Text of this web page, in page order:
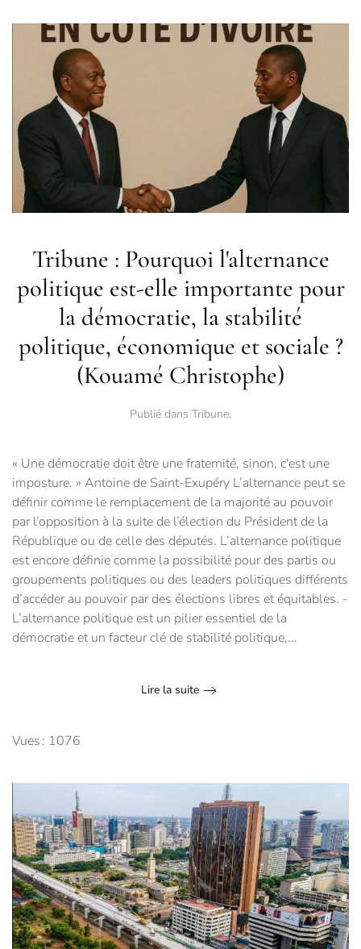
Tribune : Pourquoi l'alternance
politique est-elle importante pour
la démocratie, la stabilité
politique, économique et sociale ?
(Kouamé Christophe)
Publié dans Tribune.
« Une démocratie doit être une fraternité, sinon, c'est une
imposture. » Antoine de Saint-Exupéry L’alternance peut se
définir comme le remplacement de la majorité au pouvoir
par l’opposition à la suite de l’élection du Président de la
République ou de celle des députés. L’alternance politique
est encore définie comme la possibilité pour des partis ou
groupements politiques ou des leaders politiques différents
d’accéder au pouvoir par des élections libres et équitables. -
L’alternance politique est un pilier essentiel de la
démocratie et un facteur clé de stabilité politique,...
Lire la suite
Vues : 1076